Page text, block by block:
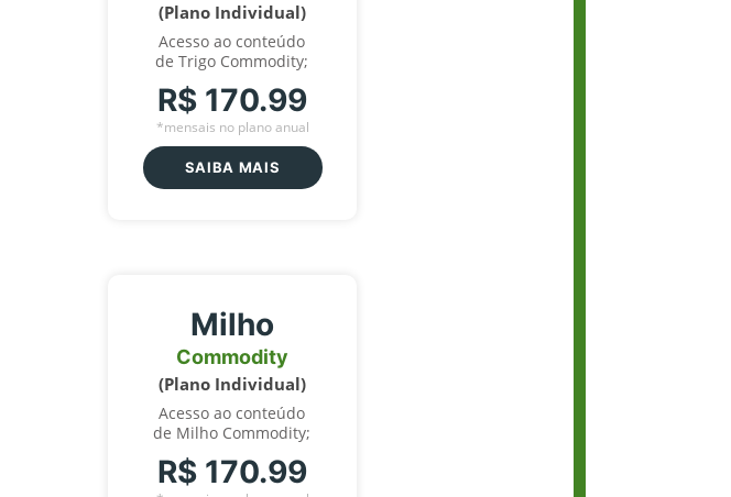
(Plano Individual)
Acesso ao conteúdo
de Trigo Commodity;
R$ 170.99
*mensais no plano anual
SAIBA MAIS
Milho
Commodity
(Plano Individual)
Acesso ao conteúdo
de Milho Commodity;
R$ 170.99